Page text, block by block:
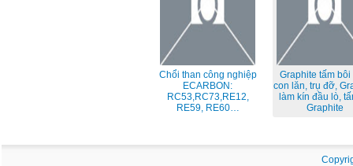
Chổi than công nghiệp
ECARBON:
RC53,RC73,RE12,
RE59, RE60…
Graphite tấm
con lăn, trụ đỡ,
làm kín đầu lò,
Graphite